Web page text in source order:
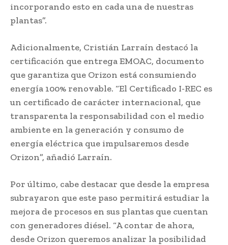
incorporando esto en cada una de nuestras
plantas”.
Adicionalmente, Cristián Larraín destacó la
certificación que entrega EMOAC, documento
que garantiza que Orizon está consumiendo
energía 100% renovable. “El Certificado I-REC es
un certificado de carácter internacional, que
transparenta la responsabilidad con el medio
ambiente en la generación y consumo de
energía eléctrica que impulsaremos desde
Orizon”, añadió Larraín.
Por último, cabe destacar que desde la empresa
subrayaron que este paso permitirá estudiar la
mejora de procesos en sus plantas que cuentan
con generadores diésel. “A contar de ahora,
desde Orizon queremos analizar la posibilidad